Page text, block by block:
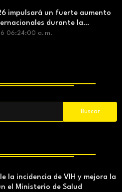
impulsará un fuerte aumento
durante la
vacaciones
06:24:00 a. m.
la incidencia de VIH y mejora la
el Ministerio de Salud